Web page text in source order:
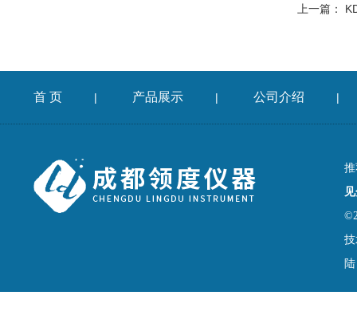
上一篇：
首 页 | 产品展示 | 公司介绍 |
陆